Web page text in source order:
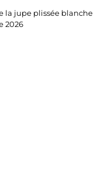
la jupe plissée blanche
2026